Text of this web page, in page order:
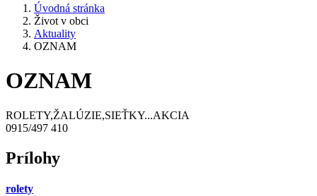
Úvodná stránka
Život v obci
Aktuality
OZNAM
OZNAM
ROLETY,ŽALÚZIE,SIEŤKY...AKCIA
0915/497 410
Prílohy
rolety